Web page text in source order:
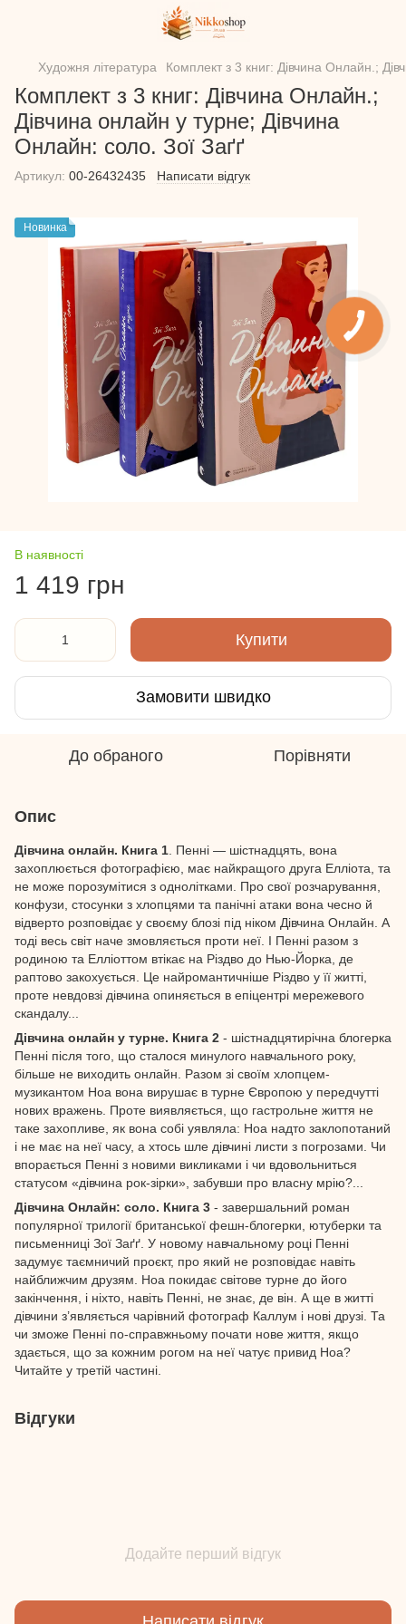
Художня література Комплект з 3 книг: Дівчина Онлайн.;
Комплект з 3 книг: Дівчина Онлайн.;
Дівчина онлайн у турне; Дівчина
Онлайн: соло. Зої Заґґ
Артикул: 00-26432435 Написати відгук
Новинка
В наявності
1 419 грн
Купити
Замовити швидко
До обраного Порівняти
Опис
Дівчина онлайн. Книга 1 . Пенні — шістнадцять, вона
захоплюється фотографією, має найкращого друга Елліота, та
не може порозумітися з однолітками. Про свої розчарування,
конфузи, стосунки з хлопцями та панічні атаки вона чесно й
відверто розповідає у своєму блозі під ніком Дівчина Онлайн. А
тоді весь світ наче змовляється проти неї. І Пенні разом з
родиною та Елліоттом втікає на Різдво до Нью-Йорка, де
раптово закохується. Це найромантичніше Різдво у її житті,
проте невдовзі дівчина опиняється в епіцентрі мережевого
скандалу...
Дівчина онлайн у турне. Книга 2 - шістнадцятирічна блогерка
Пенні після того, що сталося минулого навчального року,
більше не виходить онлайн. ­Разом зі своїм хлопцем-
музикантом Ноа вона вирушає в турне Європою у передчутті
нових вражень. Проте виявляється, що гастрольне життя не
таке захопливе, як вона собі уявляла: Ноа надто заклопотаний
і не має на неї часу, а хтось шле дівчині листи з погрозами. Чи
впорається Пенні з новими викликами і чи вдовольниться
статусом «дівчина рок-зірки», забувши про власну мрію?...
Дівчина Онлайн: соло. Книга 3 - завершальний роман
популярної трилогії британської фешн-блогерки, ютуберки та
письменниці Зої Заґґ. У новому навчальному році Пенні
задумує таємничий проєкт, про який не розповідає навіть
найближчим друзям. Ноа покидає світове турне до його
закінчення, і ніхто, навіть Пенні, не знає, де він. А ще в житті
дівчини з’являється чарівний фотограф Каллум і нові друзі. Та
чи зможе Пенні по-справжньому почати нове життя, якщо
здається, що за кожним рогом на неї чатує привид Ноа?
Читайте у третій частині.
Відгуки
Додайте перший відгук